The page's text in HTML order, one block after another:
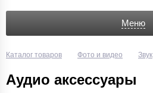
Меню
Каталог товаров Фото и видео Звук
Аудио аксессуары